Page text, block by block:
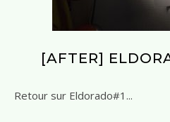
[AFTER]
Retour sur Eldorado#1...